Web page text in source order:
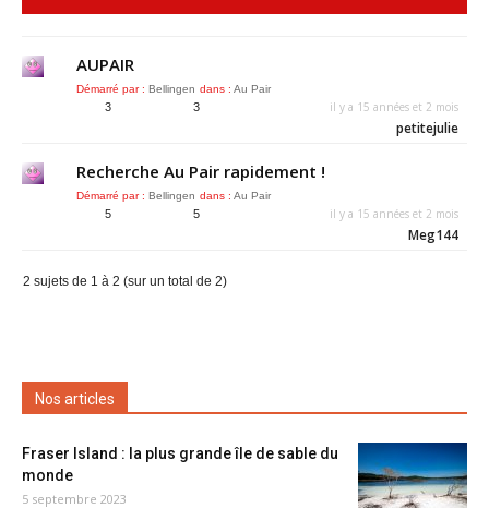
AUPAIR
Démarré par : Bellingen dans : Au Pair
3 3 il y a 15 années et 2 mois
petitejulie
Recherche Au Pair rapidement !
Démarré par : Bellingen dans : Au Pair
5 5 il y a 15 années et 2 mois
Meg144
2 sujets de 1 à 2 (sur un total de 2)
Nos articles
Fraser Island : la plus grande île de sable du
monde
5 septembre 2023